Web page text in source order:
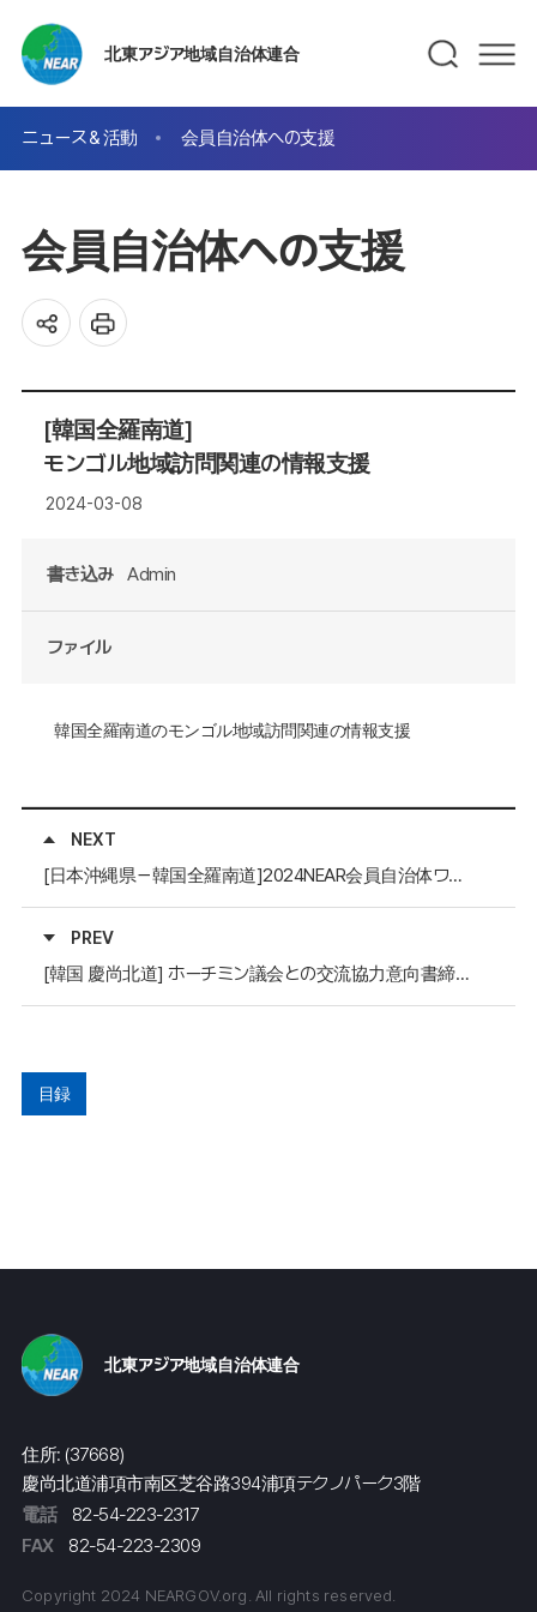
北東アジア地域自治体連合
ニュース＆活動 会員自治体への支援
会員自治体への支援
[韓国全羅南道]
モンゴル地域訪問関連の情報支援
2024-03-08
書き込み Admin
ファイル
韓国全羅南道のモンゴル地域訪問関連の情報支援
NEXT
[日本沖縄県－韓国全羅南道]2024NEAR会員自治体ワークショップ、1：1親交の時間の交流支援
PREV
[韓国 慶尚北道] ホーチミン議会との交流協力意向書締結のための公式書簡文の英文翻訳など慶尚北道議会支援
目録
北東アジア地域自治体連合
住所: (37668)
慶尚北道浦項市南区芝谷路394浦項テクノパーク3階
電話
82-54-223-2317
FAX
82-54-223-2309
Copyright 2024 NEARGOV.org. All rights reserved.